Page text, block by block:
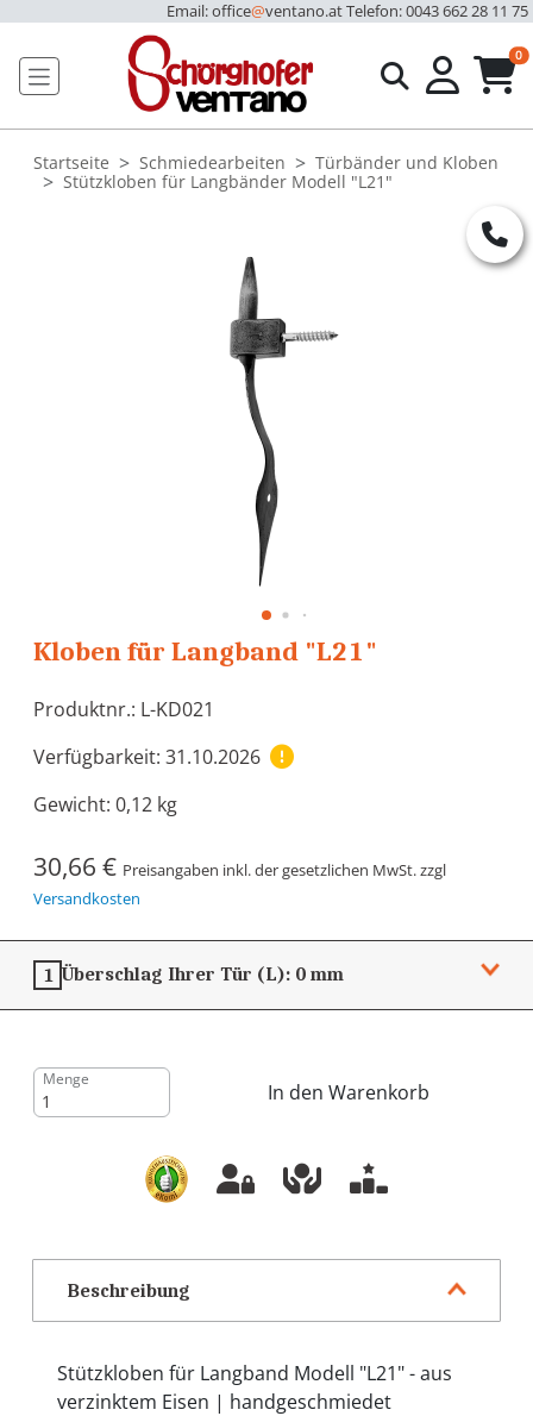
Email: office@ventano.atTelefon: 0043 662 28 11 75
0
Startseite Schmiedearbeiten
Türbänder und Kloben
Stützkloben für Langbänder Modell "L21"
Kloben für Langband "L21"
Produktnr.: L-KD021
Verfügbarkeit: 31.10.2026
Gewicht: 0,12 kg
30,66 € Preisangaben inkl. der gesetzlichen MwSt. zzgl
Versandkosten
1 Überschlag Ihrer Tür (L): 0 mm
Menge
In den Warenkorb
Beschreibung
Stützkloben für Langband Modell "L21" - aus
verzinktem Eisen | handgeschmiedet